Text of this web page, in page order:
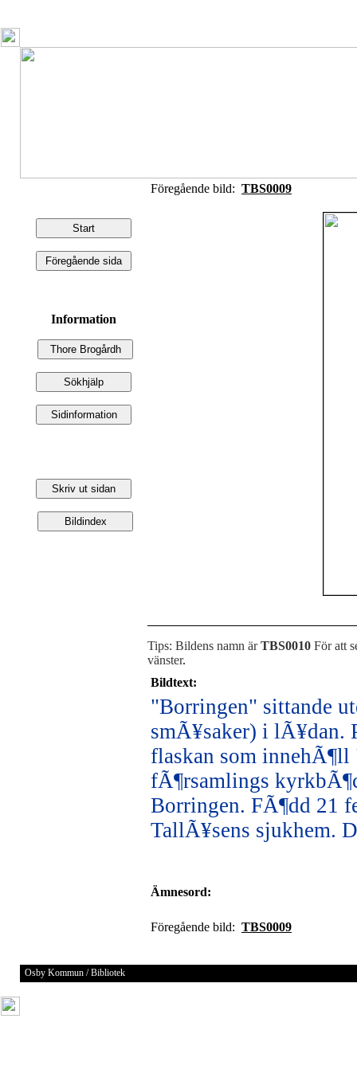
Information
Föregående bild: TBS0009
Tips: Bildens namn ärTBS0010 För att
vänster.
Bildtext:
"Borringen" sittande
smÃ¥saker) i lÃ¥dan.
flaskan som
fÃ¶rsamlings
Borringen. FÃ¶dd 21
TallÃ¥sens sjukhem.
Ämnesord:
Föregående bild: TBS0009
Osby Kommun / Bibliotek